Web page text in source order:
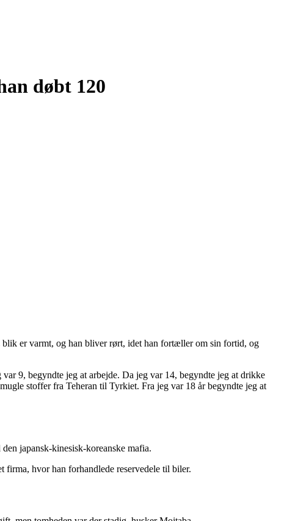
døbt 120
er varmt, og han bliver rørt, idet han fortæller om sin fortid, og
9, begyndte jeg at arbejde. Da jeg var 14, begyndte jeg at drikke
stoffer fra Teheran til Tyrkiet. Fra jeg var 18 år begyndte jeg at
japansk-kinesisk-koreanske mafia.
firma, hvor han forhandlede reservedele til biler.